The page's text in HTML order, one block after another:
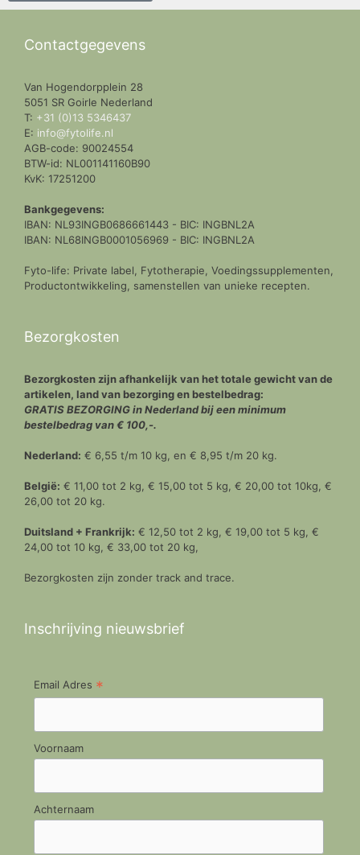
Contactgegevens
Van Hogendorpplein 28
5051 SR Goirle Nederland
T: +31 (0)13 5346437
E: info@fytolife.nl
AGB-code: 90024554
BTW-id: NL001141160B90
KvK: 17251200
Bankgegevens:
IBAN: NL93INGB0686661443 - BIC: INGBNL2A
IBAN: NL68INGB0001056969 - BIC: INGBNL2A
Fyto-life: Private label, Fytotherapie, Voedingssupplementen,
Productontwikkeling, samenstellen van unieke recepten.
Bezorgkosten
Bezorgkosten zijn afhankelijk van het totale gewicht van de
artikelen, land van bezorging en bestelbedrag:
GRATIS BEZORGING in Nederland bij een minimum
bestelbedrag van € 100,-.
Nederland: € 6,55 t/m 10 kg, en € 8,95 t/m 20 kg.
België: € 11,00 tot 2 kg, € 15,00 tot 5 kg, € 20,00 tot 10kg, €
26,00 tot 20 kg.
Duitsland + Frankrijk: € 12,50 tot 2 kg, € 19,00 tot 5 kg, €
24,00 tot 10 kg, € 33,00 tot 20 kg,
Bezorgkosten zijn zonder track and trace.
Inschrijving nieuwsbrief
Email Adres *
Voornaam
Achternaam